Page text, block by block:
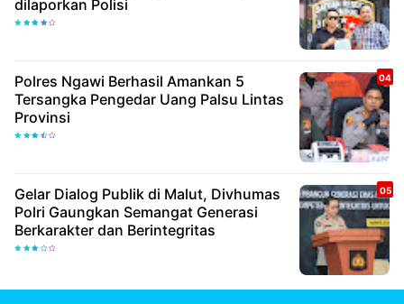
dilaporkan Polisi
Polres Ngawi Berhasil Amankan 5
Tersangka Pengedar Uang Palsu Lintas
Provinsi
Gelar Dialog Publik di Malut, Divhumas
Polri Gaungkan Semangat Generasi
Berkarakter dan Berintegritas